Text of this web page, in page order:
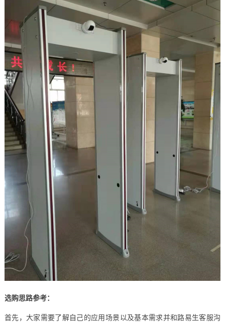
选购思路参考：
首先，大家需要了解自己的应用场景以及基本需求并和路易生客服沟